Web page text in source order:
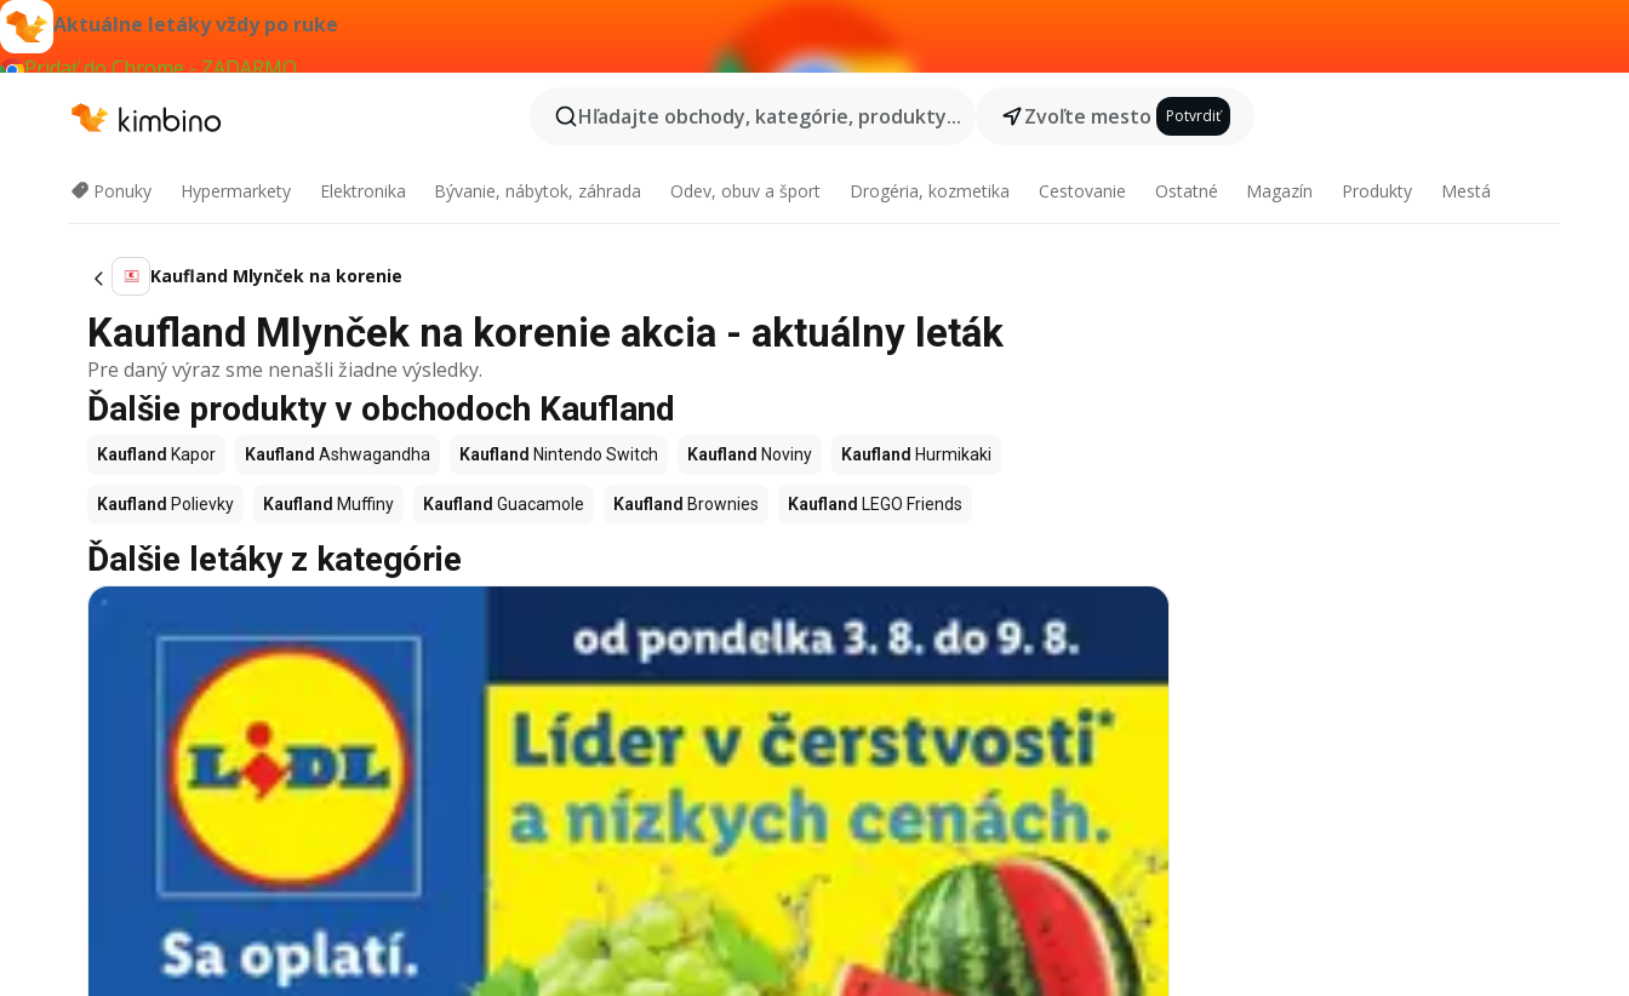
Aktuálne letáky vždy po ruke
Pridať do Chrome - ZADARMO
Hľadajte obchody, kategórie, produkty...
Zvoľte mesto Potvrdiť
Ponuky Hypermarkety Elektronika Bývanie, nábytok, záhrada Odev, obuv a šport Drogéria, kozmetika Cestovanie Ostatné Magazín Produkty Mestá
Kaufland Mlynček na korenie
Kaufland Mlynček na korenie akcia - aktuálny leták
Pre daný výraz sme nenašli žiadne výsledky.
Ďalšie produkty v obchodoch Kaufland
Kaufland Kapor Kaufland Ashwagandha Kaufland Nintendo Switch Kaufland Noviny Kaufland Hurmikaki
Kaufland Polievky Kaufland Muffiny Kaufland Guacamole Kaufland Brownies Kaufland LEGO Friends
Ďalšie letáky z kategórie